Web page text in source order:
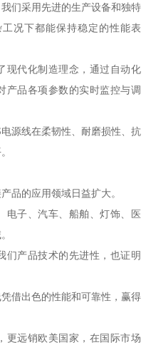
们采用先进的生产设备和独特
况下都能保持稳定的性能表
现代化制造理念，通过自动化
产品各项参数的实时监控与调
源线在柔韧性、耐磨损性、抗
品的应用领域日益扩大。
电子、汽车、船舶、灯饰、医
们产品技术的先进性，也证明
借出色的性能和可靠性，赢得
更远销欧美国家，在国际市场